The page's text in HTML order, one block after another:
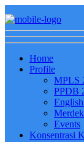
Home
Profile
MPLS
PPDB
Events
Konsentrasi